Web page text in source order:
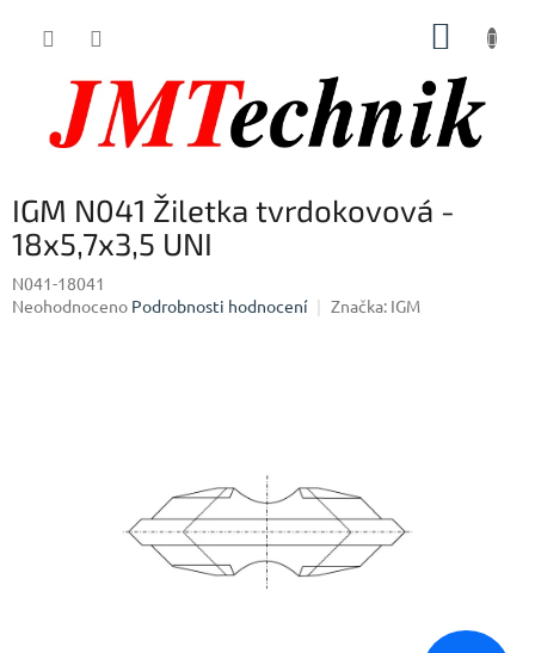
IGM N041 Žiletka tvrdokovová -
18x5,7x3,5 UNI
N041-18041
Průměrné
Neohodnoceno Podrobnosti hodnocení Značka: IGM